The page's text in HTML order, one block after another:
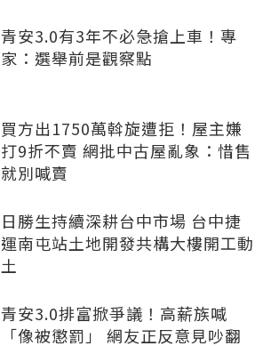
青安3.0有3年不必急搶上車！專
家：選舉前是觀察點
買方出1750萬斡旋遭拒！屋主嫌
打9折不賣 網批中古屋亂象：惜售
就別喊賣
日勝生持續深耕台中市場 台中捷
運南屯站土地開發共構大樓開工動
土
青安3.0排富掀爭議！高薪族喊
「像被懲罰」 網友正反意見吵翻